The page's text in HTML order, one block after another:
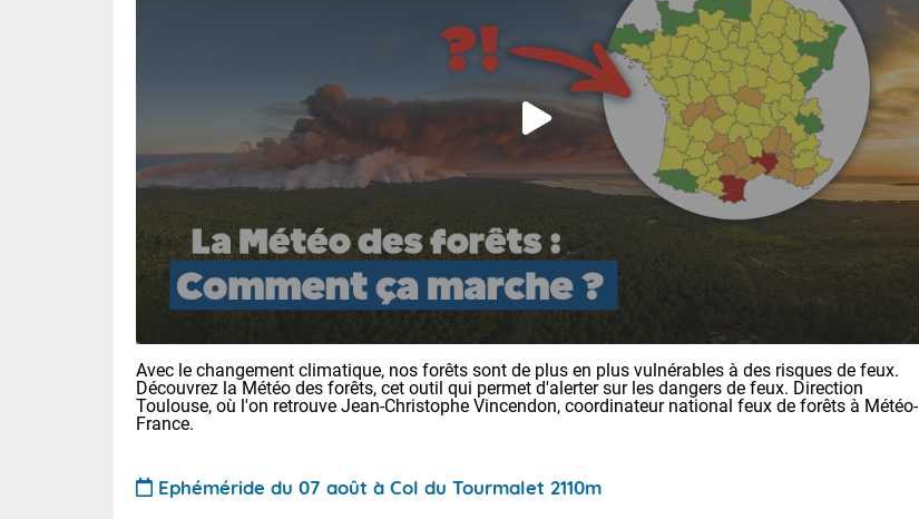
Avec le changement climatique, nos forêts sont de plus en plus vulnérables à des risques de feux.
Découvrez la Météo des forêts, cet outil qui permet d'alerter sur les dangers de feux. Direction
Toulouse, où l'on retrouve Jean-Christophe Vincendon, coordinateur national feux de forêts à Météo-
France.
Ephéméride du 07 août à Col du Tourmalet 2110m